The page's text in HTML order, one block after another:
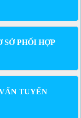
PHỐI HỢP
TUYỂN